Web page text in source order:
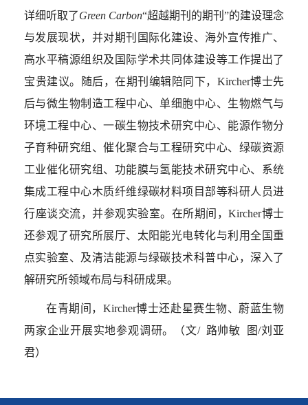
详细听取了Green Carbon“超越期刊的期刊”的建设理念
与发展现状，并对期刊国际化建设、海外宣传推广、
高水平稿源组织及国际学术共同体建设等工作提出了
宝贵建议。随后，在期刊编辑陪同下， Kircher博士先
后与微生物制造工程中心、单细胞中心、生物燃气与
环境工程中心、一碳生物技术研究中心、能源作物分
子育种研究组、催化聚合与工程研究中心、绿碳资源
工业催化研究组、功能膜与氢能技术研究中心、系统
集成工程中心木质纤维绿碳材料项目部等科研人员进
行座谈交流，并参观实验室。在所期间， Kircher博士
还参观了研究所展厅、太阳能光电转化与利用全国重
点实验室、及清洁能源与绿碳技术科普中心，深入了
解研究所领域布局与科研成果。
在青期间， Kircher博士还赴星赛生物、蔚蓝生物
两家企业开展实地参观调研。
（文/路帅敏 图/刘亚
君）